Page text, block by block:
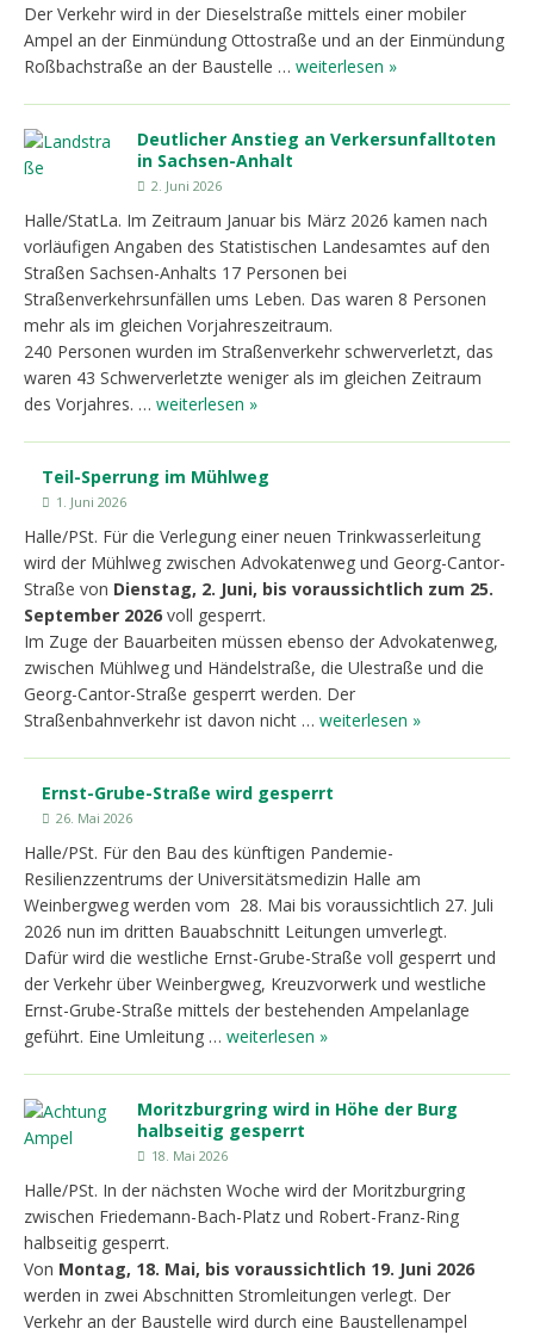
Der Verkehr wird in der Dieselstraße mittels einer mobiler
Ampel an der Einmündung Ottostraße und an der Einmündung
Roßbachstraße an der Baustelle … weiterlesen »
Deutlicher Anstieg an Verkersunfalltoten
in Sachsen-Anhalt
2. Juni 2026
Halle/StatLa. Im Zeitraum Januar bis März 2026 kamen nach
vorläufigen Angaben des Statistischen Landesamtes auf den
Straßen Sachsen-Anhalts 17 Personen bei
Straßenverkehrsunfällen ums Leben. Das waren 8 Personen
mehr als im gleichen Vorjahreszeitraum.
240 Personen wurden im Straßenverkehr schwerverletzt, das
waren 43 Schwerverletzte weniger als im gleichen Zeitraum
des Vorjahres. … weiterlesen »
Teil-Sperrung im Mühlweg
1. Juni 2026
Halle/PSt. Für die Verlegung einer neuen Trinkwasserleitung
wird der Mühlweg zwischen Advokatenweg und Georg-Cantor-
Straße von Dienstag, 2. Juni, bis voraussichtlich zum 25.
September 2026 voll gesperrt.
Im Zuge der Bauarbeiten müssen ebenso der Advokatenweg,
zwischen Mühlweg und Händelstraße, die Ulestraße und die
Georg-Cantor-Straße gesperrt werden. Der
Straßenbahnverkehr ist davon nicht … weiterlesen »
Ernst-Grube-Straße wird gesperrt
26. Mai 2026
Halle/PSt. Für den Bau des künftigen Pandemie-
Resilienzzentrums der Universitätsmedizin Halle am
Weinbergweg werden vom 28. Mai bis voraussichtlich 27. Juli
2026 nun im dritten Bauabschnitt Leitungen umverlegt.
Dafür wird die westliche Ernst-Grube-Straße voll gesperrt und
der Verkehr über Weinbergweg, Kreuzvorwerk und westliche
Ernst-Grube-Straße mittels der bestehenden Ampelanlage
geführt. Eine Umleitung … weiterlesen »
Moritzburgring wird in Höhe der Burg
halbseitig gesperrt
18. Mai 2026
Halle/PSt. In der nächsten Woche wird der Moritzburgring
zwischen Friedemann-Bach-Platz und Robert-Franz-Ring
halbseitig gesperrt.
Von Montag, 18. Mai, bis voraussichtlich 19. Juni 2026
werden in zwei Abschnitten Stromleitungen verlegt. Der
Verkehr an der Baustelle wird durch eine Baustellenampel